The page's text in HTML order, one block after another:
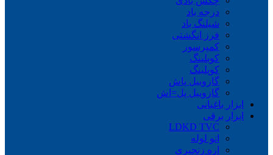
درجه باد
شیلنگ باد
فرز انگشتی
کمپرسور
کوبلینگ
کوپلینگ
گازوییل پاش
گازوییل پل=اش
ابزار باغبانی
ابزار برقی
LDKD TVC
اتو لوله
اره زنجیری